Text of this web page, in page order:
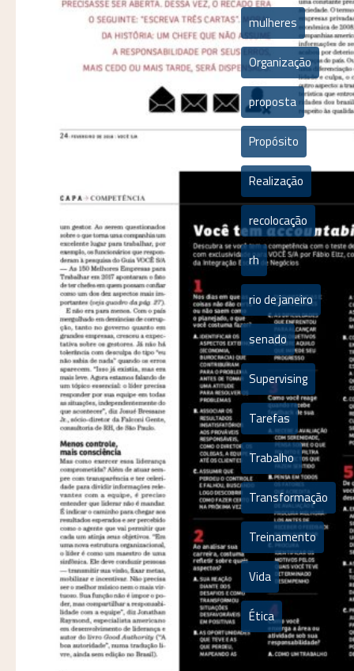
mulheres
Organização
proposta
Propósito
Realização
recolocação
rh
rio de janeiro
senado
Supervising
Tarefas
Trabalho
Transformação
Treinamento
Vida
Ética